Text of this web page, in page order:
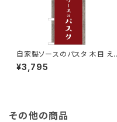
自家製ソースのパスタ 木目 え
じ のぼり旗
¥3,795
その他の商品